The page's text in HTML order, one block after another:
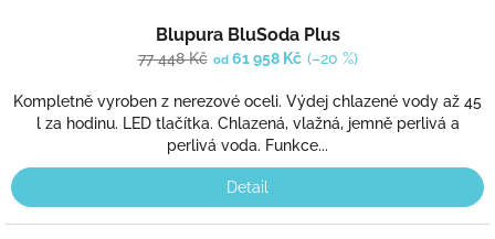
Blupura BluSoda Plus
77 448 Kč od61 958 Kč (–20 %)
Kompletně vyroben z nerezové oceli. Výdej chlazené vody až 45
l za hodinu. LED tlačítka. Chlazená, vlažná, jemně perlivá a
perlivá voda. Funkce...
Detail